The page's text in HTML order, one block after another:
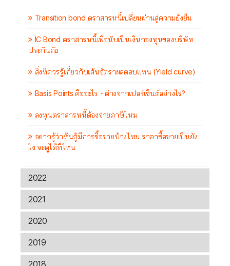
Transition bond ตราสารหนี้เปลี่ยนผ่านสู่ความยั่งยืน
IC Bond ตราสารหนี้เพื่อนับเป็นเงินกองทุนของบริษัท
ประกันภัย
สิ่งที่ควรรู้เกี่ยวกับเส้นอัตราผลตอบแทน (Yield curve)
Basis Points คืออะไร - ต่างจากเปอร์เซ็นต์อย่างไร?
ลงทุนตราสารหนี้ต้องจ่ายภาษีไหม
อยากรู้ว่าหุ้นกู้มีการซื้อขายบ้างไหม ราคาซื้อขายเป็นยัง
ไง จะดูได้ที่ไหน
2022
2021
2020
2019
2018